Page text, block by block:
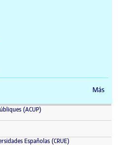
(UOC)
Más
(ACUP)
nueva ventana)
Españolas (CRUE)